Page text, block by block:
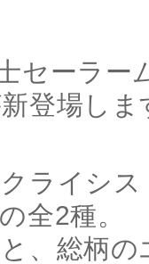
セーラー
登場しま
ライシ
全2種。
、総柄